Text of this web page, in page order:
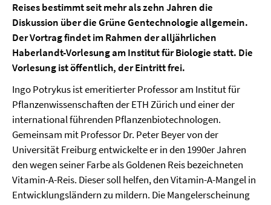
Reises bestimmt seit mehr als zehn Jahren die
Diskussion über die Grüne Gentechnologie allgemein.
Der Vortrag findet im Rahmen der alljährlichen
Haberlandt-Vorlesung am Institut für Biologie statt. Die
Vorlesung ist öffentlich, der Eintritt frei.
Ingo Potrykus ist emeritierter Professor am Institut für
Pflanzenwissenschaften der ETH Zürich und einer der
international führenden Pflanzenbiotechnologen.
Gemeinsam mit Professor Dr. Peter Beyer von der
Universität Freiburg entwickelte er in den 1990er Jahren
den wegen seiner Farbe als Goldenen Reis bezeichneten
Vitamin-A-Reis. Dieser soll helfen, den Vitamin-A-Mangel in
Entwicklungsländern zu mildern. Die Mangelerscheinung